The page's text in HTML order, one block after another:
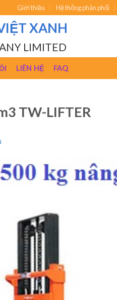
Giới thiệu Hệ thống phân phối
XANH
LIMITED
LIÊN HỆ FAQ
TW-LIFTER